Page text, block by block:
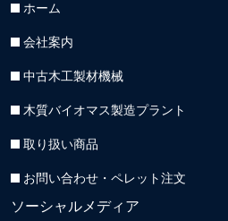
ホーム
会社案内
中古木工製材機械
木質バイオマス製造プラント
取り扱い商品
お問い合わせ・ペレット注文
ソーシャルメディア